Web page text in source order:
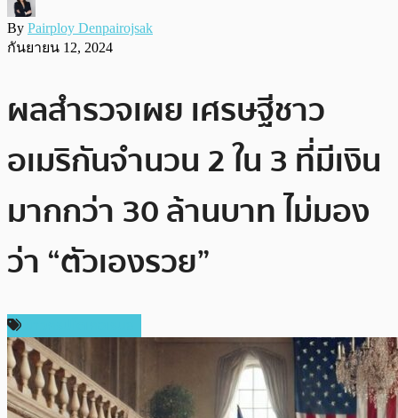
By Pairploy Denpairojsak
กันยายน 12, 2024
ผลสำรวจเผย เศรษฐีชาว
อเมริกันจำนวน 2 ใน 3 ที่มีเงิน
มากกว่า 30 ล้านบาท ไม่มอง
ว่า “ตัวเองรวย”